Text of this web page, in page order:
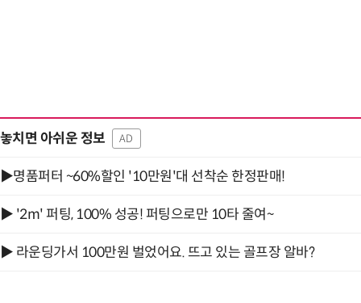
놓치면 아쉬운 정보 AD
▶명품퍼터 ~60%할인 '10만원'대 선착순 한정판매!
▶ '2m' 퍼팅, 100% 성공! 퍼팅으로만 10타 줄여~
▶ 라운딩가서 100만원 벌었어요. 뜨고 있는 골프장 알바?